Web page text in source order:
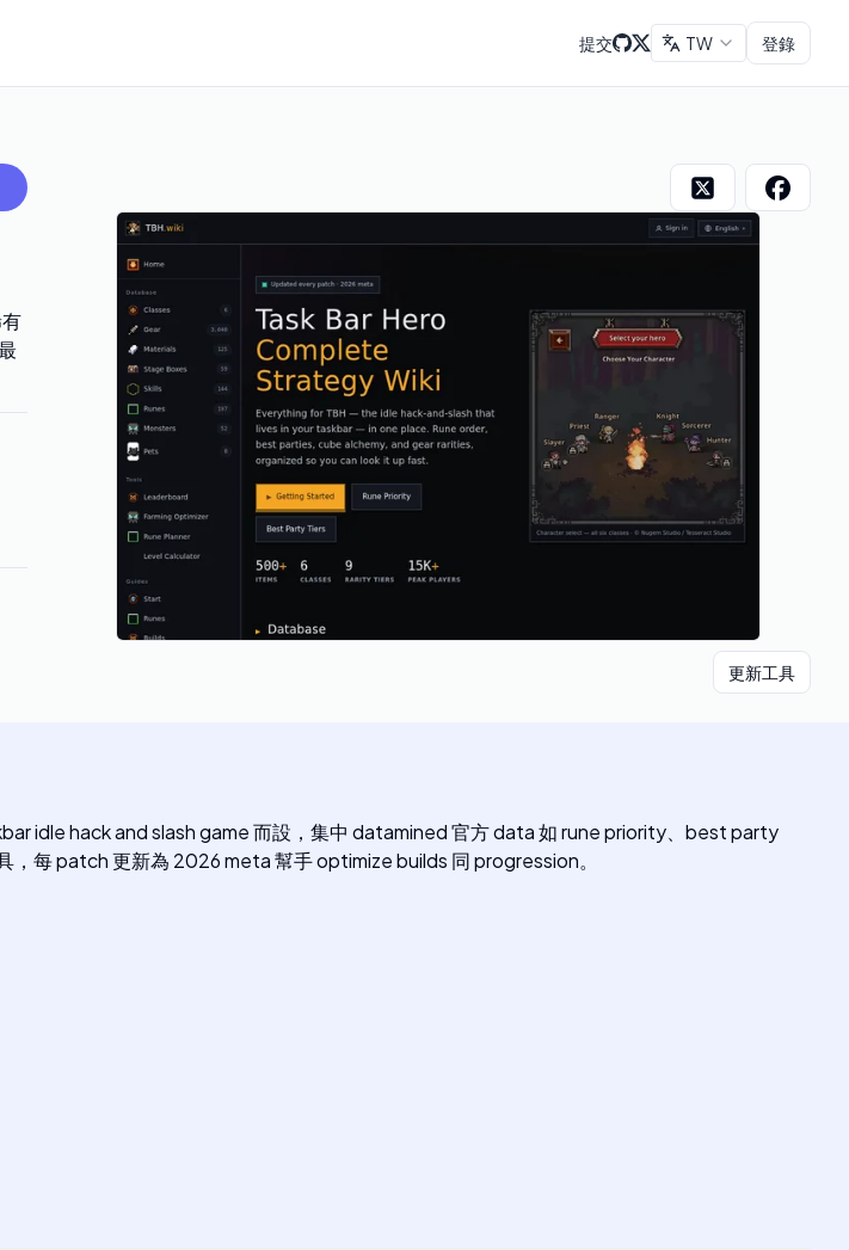
提交 TW 登錄
更新工具
idle hack and slash game 而設，集中 datamined 官方 data 如 rune priority、best party
每 patch 更新為 2026 meta 幫手 optimize builds 同 progression。